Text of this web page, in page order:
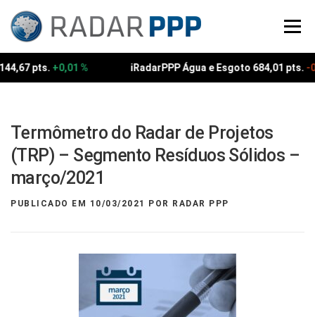
para
Menu
pts. +0,01 % iRadarPPP Água e Esgoto 684,01 pts. -
Termômetro do Radar de Projetos
(TRP) – Segmento Resíduos Sólidos –
março/2021
PUBLICADO EM 10/03/2021 POR RADAR PPP